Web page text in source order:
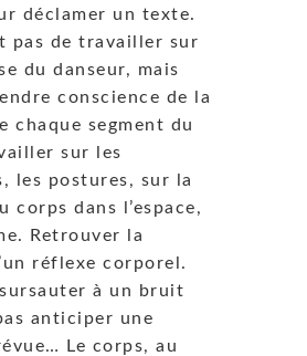
déclamer un texte.
pas de travailler sur
du danseur, mais
conscience de la
chaque segment du
sur les
les postures, sur la
corps dans l’espace,
Retrouver la
réflexe corporel.
à un bruit
anticiper une
Le corps, au